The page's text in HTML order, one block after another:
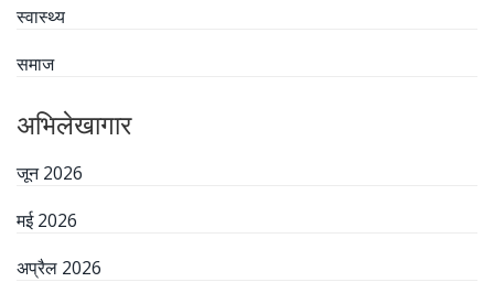
स्वास्थ्य
समाज
अभिलेखागार
जून 2026
मई 2026
अप्रैल 2026